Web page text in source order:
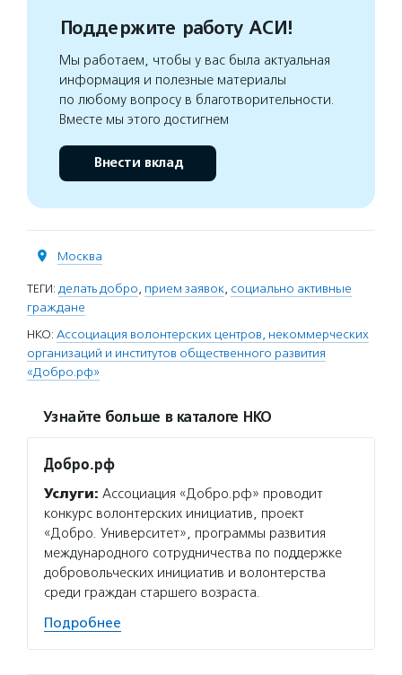
Поддержите работу АСИ!
Мы работаем, чтобы у вас была актуальная
информация и полезные материалы
по любому вопросу в благотворительности.
Вместе мы этого достигнем
Внести вклад
Москва
ТЕГИ: делать добро, прием заявок, социально активные
граждане
НКО: Ассоциация волонтерских центров, некоммерческих
организаций и институтов общественного развития
«Добро.рф»
Узнайте больше в каталоге НКО
Добро.рф
Услуги: Ассоциация «Добро.рф» проводит
конкурс волонтерских инициатив, проект
«Добро. Университет», программы развития
международного сотрудничества по поддержке
добровольческих инициатив и волонтерства
среди граждан старшего возраста.
Подробнее